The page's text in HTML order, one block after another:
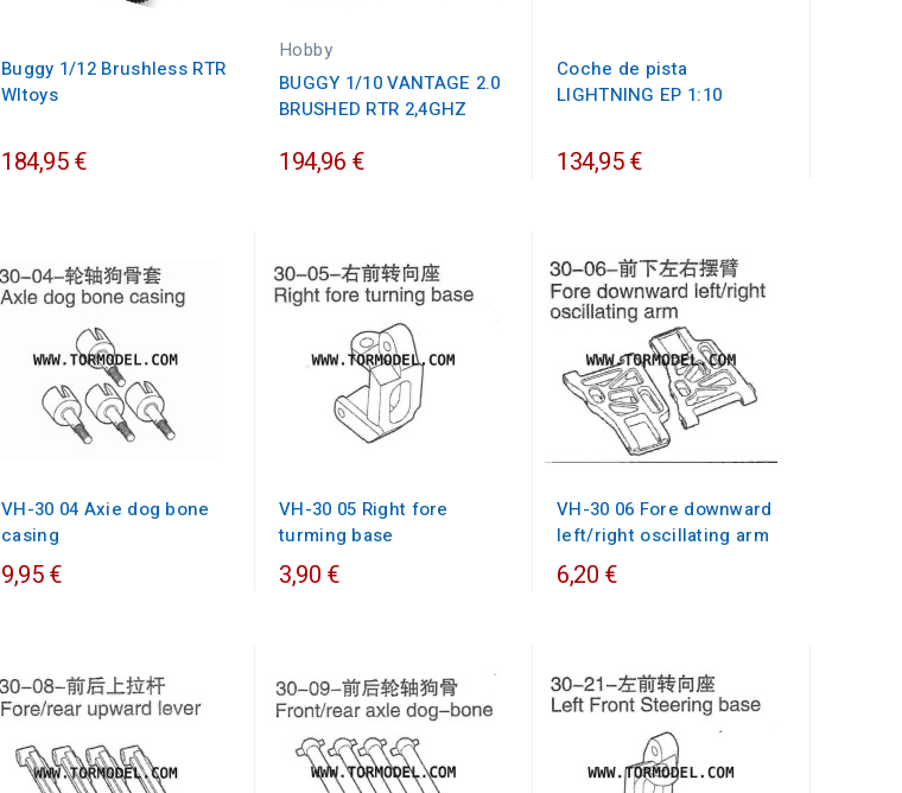
Buggy 1/12 Brushless RTR
Wltoys
184,95 €
Hobby
BUGGY 1/10 VANTAGE 2.0
BRUSHED RTR 2,4GHZ
194,96 €
Coche de pista
LIGHTNING EP 1:10
134,95 €
VH-30 04 Axie dog bone
casing
9,95 €
VH-30 05 Right fore
turming base
3,90 €
VH-30 06 Fore downward
left/right oscillating arm
6,20 €